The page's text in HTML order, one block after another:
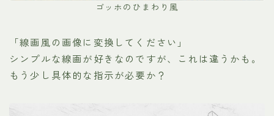
ゴッホのひまわり風
「線画風の画像に変換してください」
シンプルな線画が好きなのですが、これは違うかも。
もう少し具体的な指示が必要か？